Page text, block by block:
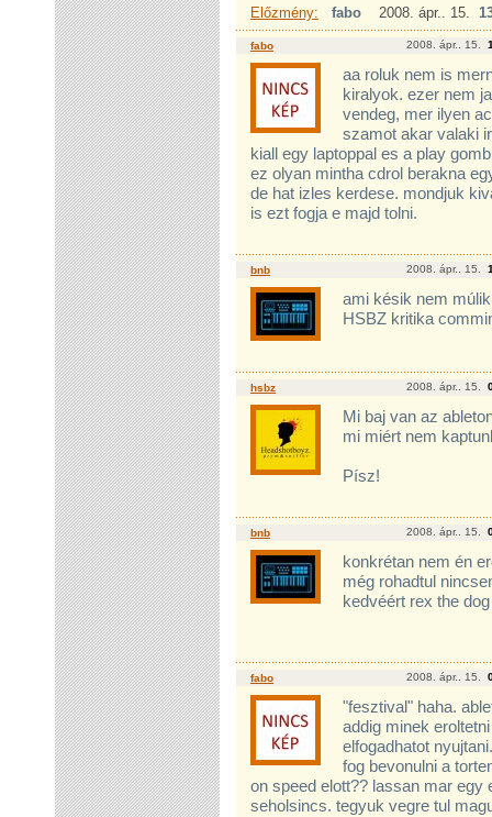
Előzmény: fabo 2008. ápr.. 15.
fabo 2008. ápr.. 15.
aa roluk nem is
kiralyok. ezer nem
vendeg, mer ilyen
szamot akar valaki
kiall egy laptoppal es a play
ez olyan mintha cdrol berakna
de hat izles kerdese. mondjuk
is ezt fogja e majd tolni.
bnb 2008. ápr.. 15.
ami késik nem
HSBZ kritika
hsbz 2008. ápr.. 15.
Mi baj van az
mi miért nem
Písz!
bnb 2008. ápr.. 15.
konkrétan nem én
még rohadtul
kedvéért rex the
fabo 2008. ápr.. 15.
"fesztival" haha.
addig minek
elfogadhatot
fog bevonulni a
on speed elott?? lassan mar
seholsincs. tegyuk vegre tul